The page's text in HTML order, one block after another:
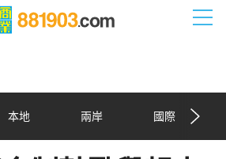
本地 兩岸 國際